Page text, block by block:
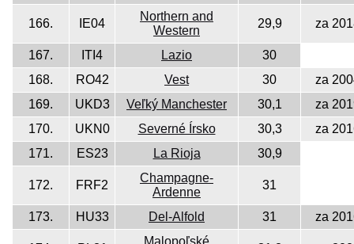
166. IE04
Northern and
Western
29,9 za
167. ITI4 Lazio
30
168.
RO42 Vest 30
za
169.
UKD3 Veľký Manchester 30,1
za
170.
UKN0 Severné Írsko 30,3
za
171.
ES23 La Rioja 30,9
172. FRF2
Champagne-
Ardenne
31
173. HU33 Del-Alfold 31 za